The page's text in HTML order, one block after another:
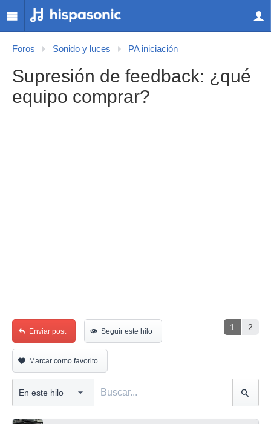
Foros Sonido y luces PA iniciación
Supresión de feedback: ¿qué
equipo comprar?
1 2
Enviar post Seguir este hilo
Marcar como favorito